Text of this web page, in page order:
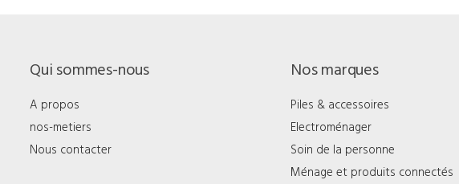
Qui sommes-nous
A propos
nos-metiers
Nous contacter
Nos marques
Piles & accessoires
Electroménager
Soin de la personne
Ménage et produits connectés